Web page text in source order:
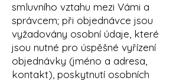
smluvního vztahu mezi Vámi a
správcem; při objednávce jsou
vyžadovány osobní údaje, které
jsou nutné pro úspěšné vyřízení
objednávky (jméno a adresa,
kontakt), poskytnutí osobních